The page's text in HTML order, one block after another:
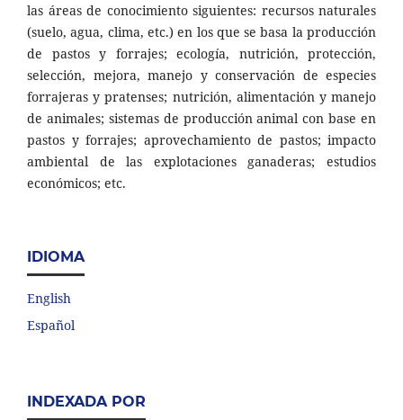
las áreas de conocimiento siguientes: recursos naturales
(suelo, agua, clima, etc.) en los que se basa la producción
de pastos y forrajes; ecología, nutrición, protección,
selección, mejora, manejo y conservación de especies
forrajeras y pratenses; nutrición, alimentación y manejo
de animales; sistemas de producción animal con base en
pastos y forrajes; aprovechamiento de pastos; impacto
ambiental de las explotaciones ganaderas; estudios
económicos; etc.
IDIOMA
English
Español
INDEXADA POR